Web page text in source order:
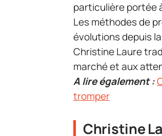
particulière portée
Les méthodes de
évolutions depuis
Christine Laure
marché et aux
A lire également :
tromper
Christine